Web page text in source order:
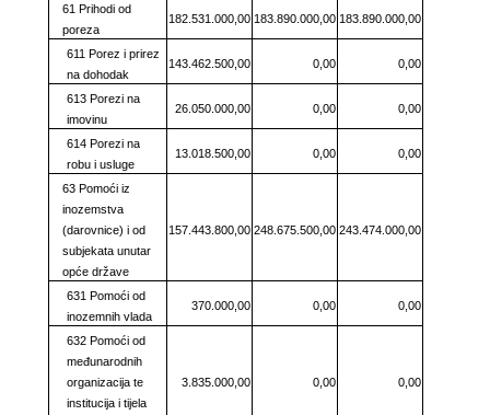
61 Prihodi od
poreza
182.531.000,00 183.890.000,00 183.890.000,00
611 Porez i prirez
na dohodak
143.462.500,00 0,00 0,00
613 Porezi na
imovinu
26.050.000,00 0,00 0,00
614 Porezi na
robu i usluge
13.018.500,00 0,00 0,00
63 Pomoći iz
inozemstva
(darovnice) i od
subjekata unutar
opće države
157.443.800,00 248.675.500,00 243.474.000,00
631 Pomoći od
inozemnih vlada
370.000,00 0,00 0,00
632 Pomoći od
međunarodnih
organizacija te
institucija i tijela
3.835.000,00 0,00 0,00